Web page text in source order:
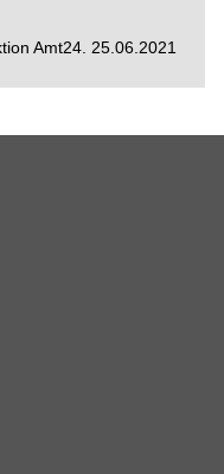
Amt24. 25.06.2021